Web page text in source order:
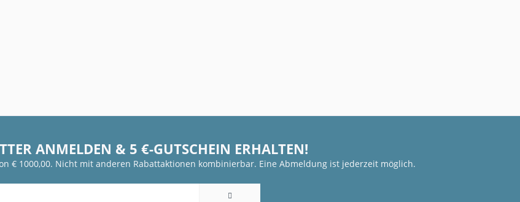
ANMELDEN & 5 €-GUTSCHEIN ERHALTEN!
€ 1000,00. Nicht mit anderen Rabattaktionen kombinierbar. Eine Abmeldung ist jederzeit möglich.